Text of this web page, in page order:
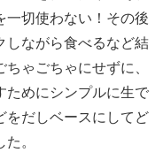
一切使わない！その後
しながら食べるなど結
ゃごちゃにせずに、
ためにシンプルに生で
をだしベースにしてど
。